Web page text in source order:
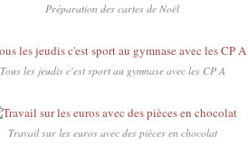
Préparation des cartes de Noël
Tous les jeudis c'est sport au gymnase avec les CP A
Travail sur les euros avec des pièces en chocolat